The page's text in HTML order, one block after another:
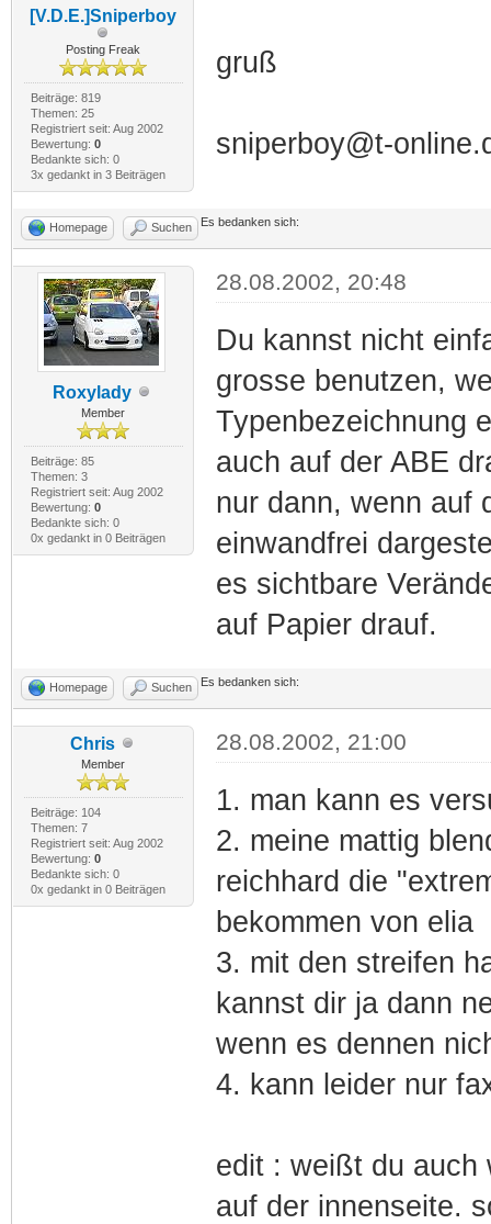
[V.D.E.]Sniperboy
Posting Freak
Beiträge: 819
Themen: 25
Registriert seit: Aug 2002
Bewertung: 0
Bedankte sich: 0
3x gedankt in 3 Beiträgen
gruß
sniperboy@t-
Homepage Suchen Es bedanken sich:
Roxylady
Member
Beiträge: 85
Themen: 3
Registriert seit: Aug 2002
Bewertung: 0
Bedankte sich: 0
0x gedankt in 0 Beiträgen
28.08.2002, 20:48
Du kannst nicht
grosse benutzen,
Typenbezeichnung
auch auf der ABE
nur dann, wenn auf
einwandfrei
es sichtbare
auf Papier drauf.
Homepage Suchen Es bedanken sich:
Chris
Member
Beiträge: 104
Themen: 7
Registriert seit: Aug 2002
Bewertung: 0
Bedankte sich: 0
0x gedankt in 0 Beiträgen
28.08.2002, 21:00
1. man kann es
2. meine mattig
reichhard die
bekommen von elia
3. mit den streifen
kannst dir ja dann
wenn es dennen
4. kann leider nur
edit : weißt du auch
auf der innenseite.